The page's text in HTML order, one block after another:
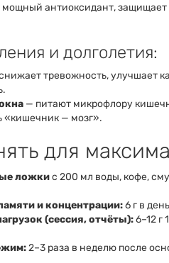
антиоксидант, защищает
и долголетия:
тревожность, улучшает
— питают микрофлору
«кишечник — мозг».
для
ложкис 200 мл воды, кофе,
и концентрации:6 г в
(сессия, отчёты):6–12 г
2–3 раза в неделю после